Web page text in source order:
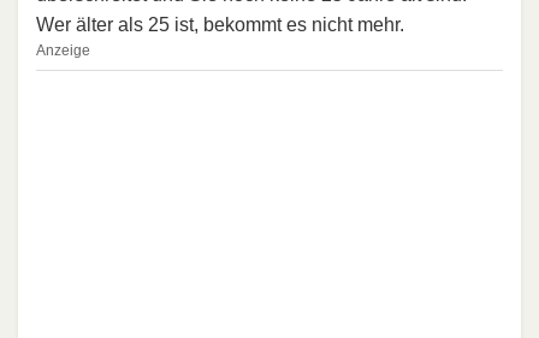
Wer älter als 25 ist, bekommt es nicht mehr.
Anzeige